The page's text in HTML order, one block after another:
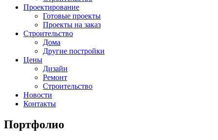
Проектирование
Готовые проекты
Проекты на заказ
Строительство
Дома
Другие постройки
Цены
Дизайн
Ремонт
Строительство
Новости
Контакты
Портфолио